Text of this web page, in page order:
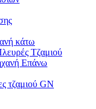
κάτω
Τζαμιού
Επάνω
τζαμιού GN